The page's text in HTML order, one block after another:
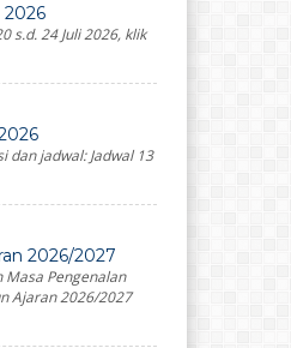
2026
s.d. 24 Juli 2026, klik
dan jadwal: Jadwal 13
2026/2027
Pengenalan
Ajaran 2026/2027